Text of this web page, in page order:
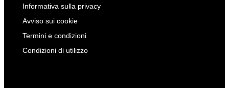
Informativa sulla privacy
Avviso sui cookie
Termini e condizioni
Condizioni di utilizzo